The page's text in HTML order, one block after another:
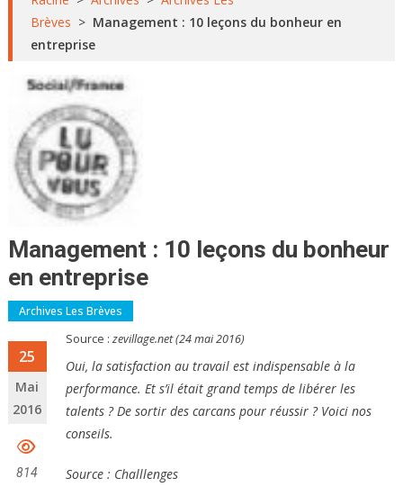
Brèves > Management : 10 leçons du bonheur en
entreprise
Management : 10 leçons du bonheur
en entreprise
Archives Les Brèves
25
Mai
2016
814
Source :zevillage.net (24 mai 2016)
Oui, la satisfaction au travail est indispensable à la
performance. Et s’il était grand temps de libérer les
talents ? De sortir des carcans pour réussir ? Voici nos
conseils.
Source : Challlenges